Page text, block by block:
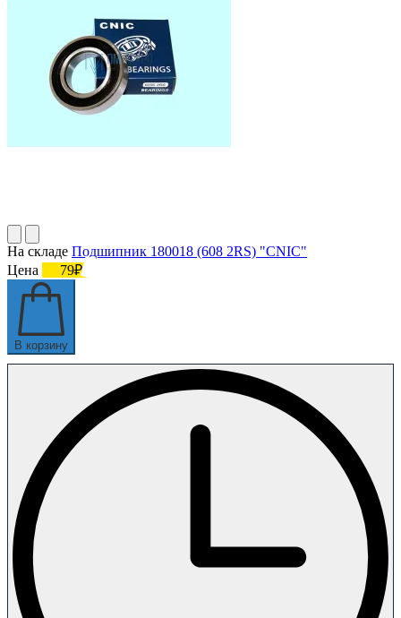
На складе Подшипник 180018 (608 2RS) "CNIC"
Цена
79₽
В корзину